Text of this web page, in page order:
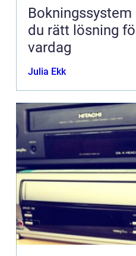
Bokningssystem hotell
du rätt lösning
vardag
Julia Ekk